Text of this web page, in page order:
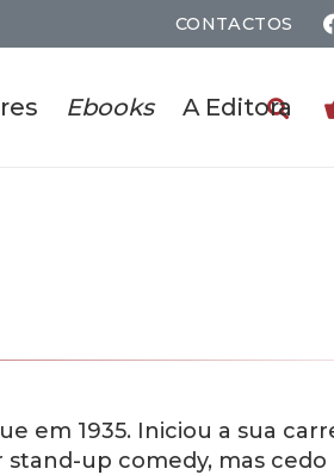
CONTACTOS
Ebooks A Editora
em 1935. Iniciou a sua
up comedy, mas cedo